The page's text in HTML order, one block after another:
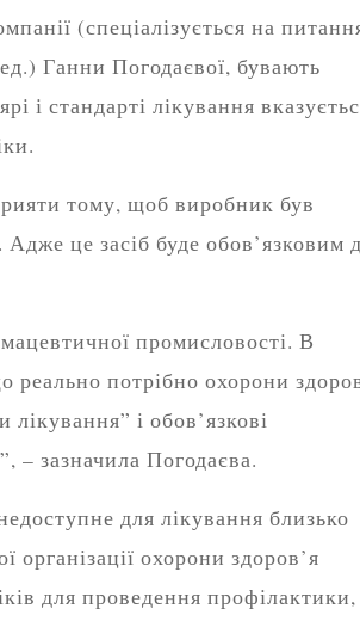
(спеціалізується на
Ганни Погодаєвої, бувають
і стандарті лікування
тому, щоб виробник був
це засіб буде обов’язковим
промисловості. В
реально потрібно охорони
і обов’язкові
– зазначила Погодаєва.
для лікування близько
організації охорони здоров’я
для проведення профілактики,